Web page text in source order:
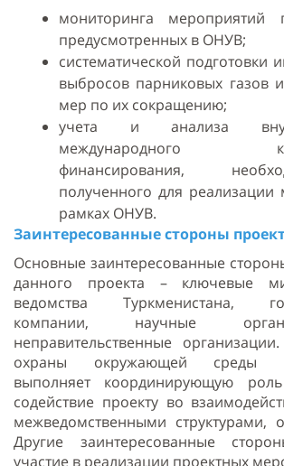
мониторинга мероприятий
предусмотренных в ОНУВ;
систематической подготовки
выбросов парниковых газов
мер по их сокращению;
учета и анализа
международного
финансирования,
полученного для реализации
рамках ОНУВ.
Заинтересованныестороны
Основные заинтересованные
данного проекта – ключевые
ведомства Туркменистана,
компании, научные
неправительственные
охраны окружающей среды
выполняет координирующую
содействие проекту во
межведомственными структурами,
Другие заинтересованные
участие в реализации проектных